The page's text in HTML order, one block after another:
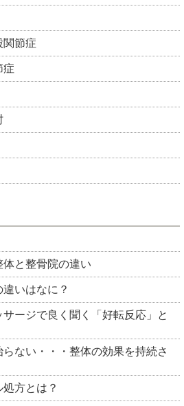
関節症
症
と整骨院の違い
いはなに？
ージで良く聞く「好転反応」と
ない・・・整体の効果を持続さ
方とは？